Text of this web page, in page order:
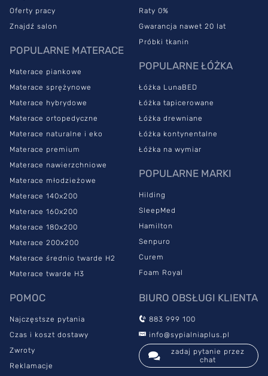
Oferty pracy
Znajdź salon
POPULARNE MATERACE
Materace piankowe
Materace sprężynowe
Materace hybrydowe
Materace ortopedyczne
Materace naturalne i eko
Materace premium
Materace nawierzchniowe
Materace młodzieżowe
Materace 140x200
Materace 160x200
Materace 180x200
Materace 200x200
Materace średnio twarde H2
Materace twarde H3
Raty 0%
Gwarancja nawet 20 lat
Próbki tkanin
POPULARNE ŁÓŻKA
Łóżka LunaBED
Łóżka tapicerowane
Łóżka drewniane
Łóżka kontynentalne
Łóżka na wymiar
POPULARNE MARKI
Hilding
SleepMed
Hamilton
Senpuro
Curem
Foam Royal
POMOC
Najczęstsze pytania
Czas i koszt dostawy
Zwroty
Reklamacje
BIURO OBSŁUGI KLIENTA
883 999 100
info@sypialniaplus.pl
zadaj pytanie przez
chat